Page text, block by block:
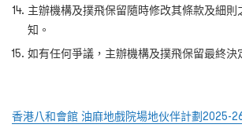
主辦機構及撲飛保留隨時修改其條款及細則
知。
如有任何爭議，主辦機構及撲飛保留最終決
香港八和會館 油麻地戲院場地伙伴計劃2025-